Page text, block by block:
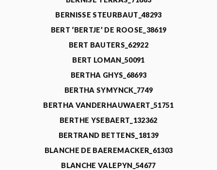
BERNISSE STEURBAUT_48293
BERT ‘BERTJE’ DE ROOSE_38619
BERT BAUTERS_62922
BERT LOMAN_50091
BERTHA GHYS_68693
BERTHA SYMYNCK_7749
BERTHA VANDERHAUWAERT_51751
BERTHE YSEBAERT_132362
BERTRAND BETTENS_18139
BLANCHE DE BAEREMACKER_61303
BLANCHE VALEPYN_54677